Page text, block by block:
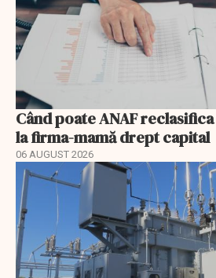
Când poate ANAF
la firma-mamă drept capital
06 AUGUST 2026